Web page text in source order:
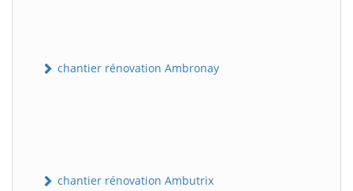
chantier rénovation Ambronay
chantier rénovation Ambutrix